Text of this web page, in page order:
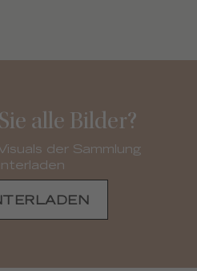
alle Bilder?
der Sammlung